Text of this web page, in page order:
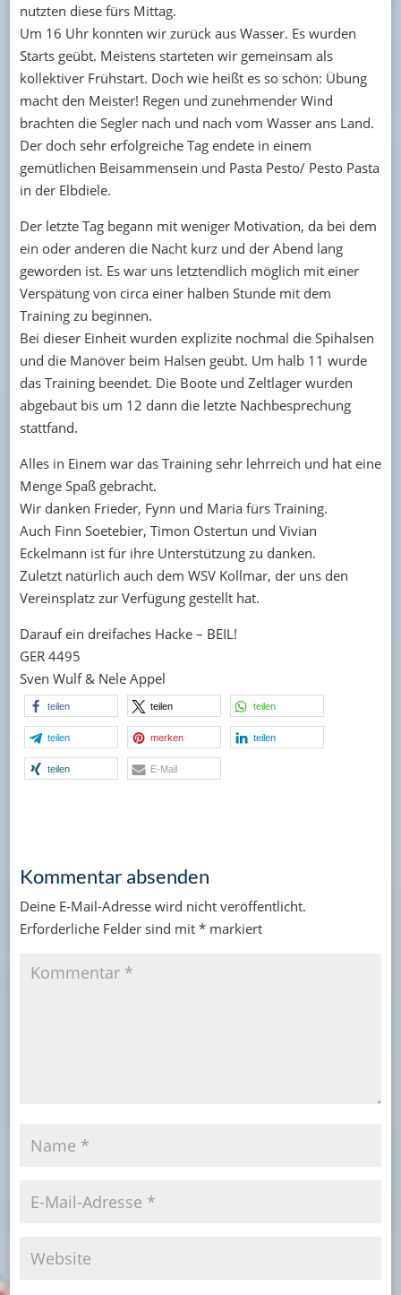
nutzten diese fürs Mittag.
Um 16 Uhr konnten wir zurück aus Wasser. Es wurden
Starts geübt. Meistens starteten wir gemeinsam als
kollektiver Frühstart. Doch wie heißt es so schön: Übung
macht den Meister! Regen und zunehmender Wind
brachten die Segler nach und nach vom Wasser ans Land.
Der doch sehr erfolgreiche Tag endete in einem
gemütlichen Beisammensein und Pasta Pesto/ Pesto Pasta
in der Elbdiele.
Der letzte Tag begann mit weniger Motivation, da bei dem
ein oder anderen die Nacht kurz und der Abend lang
geworden ist. Es war uns letztendlich möglich mit einer
Verspätung von circa einer halben Stunde mit dem
Training zu beginnen.
Bei dieser Einheit wurden explizite nochmal die Spihalsen
und die Manöver beim Halsen geübt. Um halb 11 wurde
das Training beendet. Die Boote und Zeltlager wurden
abgebaut bis um 12 dann die letzte Nachbesprechung
stattfand.
Alles in Einem war das Training sehr lehrreich und hat eine
Menge Spaß gebracht.
Wir danken Frieder, Fynn und Maria fürs Training.
Auch Finn Soetebier, Timon Ostertun und Vivian
Eckelmann ist für ihre Unterstützung zu danken.
Zuletzt natürlich auch dem WSV Kollmar, der uns den
Vereinsplatz zur Verfügung gestellt hat.
Darauf ein dreifaches Hacke – BEIL!
GER 4495
Sven Wulf & Nele Appel
teilen teilen teilen
teilen merken teilen
teilen E-Mail
Kommentar absenden
Deine E-Mail-Adresse wird nicht veröffentlicht.
Erforderliche Felder sind mit *markiert